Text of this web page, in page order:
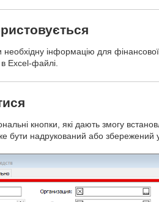
необхідну інформацію для
в Excel-файлі.
кнопки, які дають змогу
бути надрукований або збережений